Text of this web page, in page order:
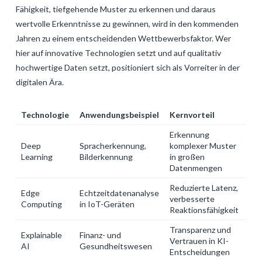
Fähigkeit, tiefgehende Muster zu erkennen und daraus
wertvolle Erkenntnisse zu gewinnen, wird in den kommenden
Jahren zu einem entscheidenden Wettbewerbsfaktor. Wer
hier auf innovative Technologien setzt und auf qualitativ
hochwertige Daten setzt, positioniert sich als Vorreiter in der
digitalen Ära.
Technologie Anwendungsbeispiel Kernvorteil
Deep
Learning
Spracherkennung,
Bilderkennung
Erkennung
komplexer Muster
in großen
Datenmengen
Edge
Computing
Echtzeitdatenanalyse
in IoT-Geräten
Reduzierte Latenz,
verbesserte
Reaktionsfähigkeit
Explainable
AI
Finanz- und
Gesundheitswesen
Transparenz und
Vertrauen in KI-
Entscheidungen